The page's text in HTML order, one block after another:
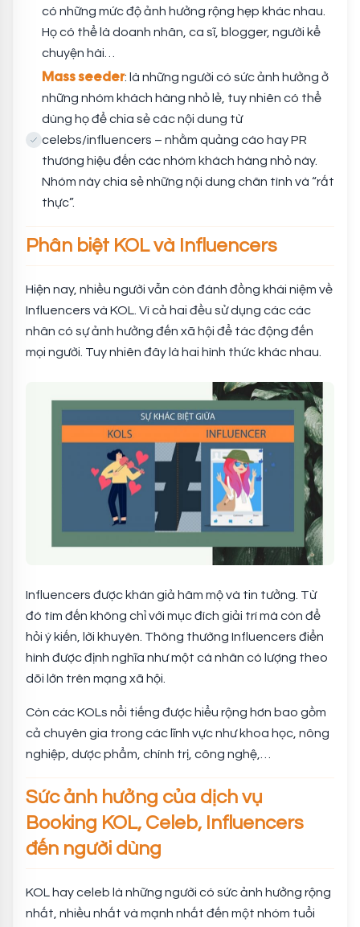
có những mức độ ảnh hưởng rộng hẹp khác nhau.
Họ có thể là doanh nhân, ca sĩ, blogger, người kể
chuyện hài…
Mass seeder: là những người có sức ảnh hưởng ở
những nhóm khách hàng nhỏ lẻ, tuy nhiên có thể
dùng họ để chia sẻ các nội dung từ
celebs/influencers – nhằm quảng cáo hay PR
thương hiệu đến các nhóm khách hàng nhỏ này.
Nhóm này chia sẻ những nội dung chân tình và “rất
thực”.
Phân biệt KOL và Influencers
Hiện nay, nhiều người vẫn còn đánh đồng khái niệm về
Influencers và KOL. Vì cả hai đều sử dụng các các
nhân có sự ảnh hưởng đến xã hội để tác động đến
mọi người. Tuy nhiên đây là hai hình thức khác nhau.
Influencers được khán giả hâm mộ và tin tưởng. Từ
đó tìm đến không chỉ với mục đích giải trí mà còn để
hỏi ý kiến, lời khuyên. Thông thường Influencers điển
hình được định nghĩa như một cá nhân có lượng theo
dõi lớn trên mạng xã hội.
Còn các KOLs nổi tiếng được hiểu rộng hơn bao gồm
cả chuyên gia trong các lĩnh vực như khoa học, nông
nghiệp, dược phẩm, chính trị, công nghệ,…
Sức ảnh hưởng của dịch vụ
Booking KOL, Celeb, Influencers
đến người dùng
KOL hay celeb là những người có sức ảnh hưởng rộng
nhất, nhiều nhất và mạnh nhất đến một nhóm tuổi